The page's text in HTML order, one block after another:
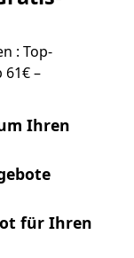
: Top-
–
Ihren
für Ihren